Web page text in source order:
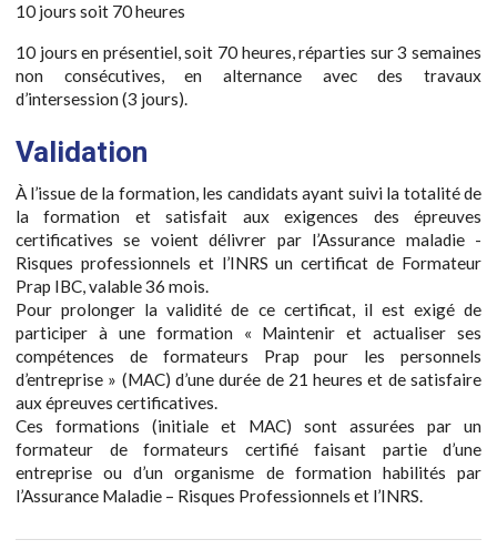
10 jours soit 70 heures
10 jours en présentiel, soit 70 heures, réparties sur 3 semaines
non consécutives, en alternance avec des travaux
d’intersession (3 jours).
Validation
À l’issue de la formation, les candidats ayant suivi la totalité de
la formation et satisfait aux exigences des épreuves
certificatives se voient délivrer par l’Assurance maladie -
Risques professionnels et l’INRS un certificat de Formateur
Prap IBC, valable 36 mois.
Pour prolonger la validité de ce certificat, il est exigé de
participer à une formation « Maintenir et actualiser ses
compétences de formateurs Prap pour les personnels
d’entreprise » (MAC) d’une durée de 21 heures et de satisfaire
aux épreuves certificatives.
Ces formations (initiale et MAC) sont assurées par un
formateur de formateurs certifié faisant partie d’une
entreprise ou d’un organisme de formation habilités par
l’Assurance Maladie – Risques Professionnels et l’INRS.